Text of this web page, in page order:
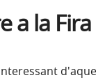
a la